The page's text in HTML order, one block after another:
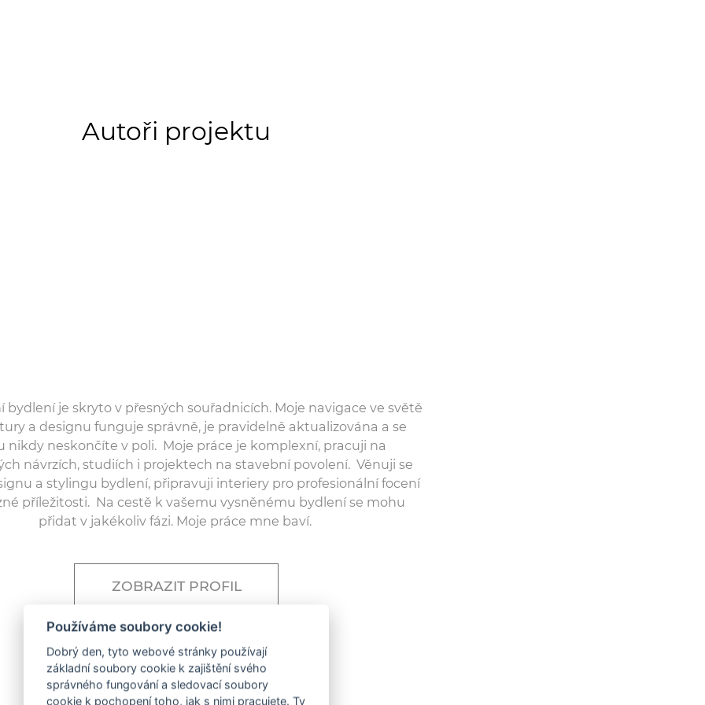
Autoři projektu
bydlení je skryto v přesných souřadnicích. Moje navigace ve světě
a designu funguje správně, je pravidelně aktualizována a se
nikdy neskončíte v poli. Moje práce je komplexní, pracuji na
návrzích, studiích i projektech na stavební povolení. Věnuji se
a stylingu bydlení, připravuji interiery pro profesionální focení
příležitosti. Na cestě k vašemu vysněnému bydlení se mohu
přidat v jakékoliv fázi. Moje práce mne baví.
ZOBRAZIT PROFIL
Používáme soubory cookie!
Dobrý den, tyto webové stránky používají
základní soubory cookie k zajištění svého
správného fungování a sledovací soubory
cookie k pochopení toho, jak s nimi pracujete. Ty